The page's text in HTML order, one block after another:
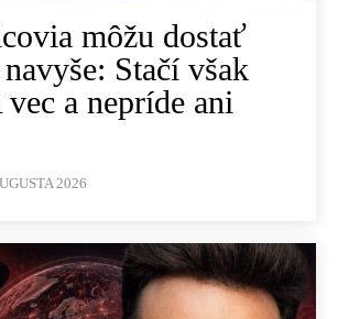
môžu dostať
Stačí však
a nepríde ani
2026